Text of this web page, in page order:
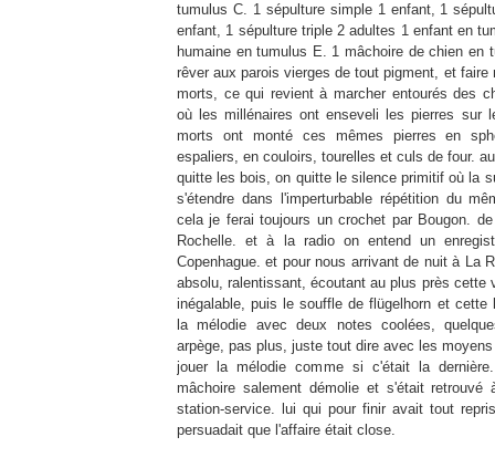
tumulus C. 1 sépulture simple 1 enfant, 1
enfant, 1 sépulture triple 2 adultes 1 enfant en
humaine en tumulus E. 1 mâchoire de chien en
rêver aux parois vierges de tout pigment, et faire
morts, ce qui revient à marcher entourés des
où les millénaires ont enseveli les pierres sur
morts ont monté ces mêmes pierres en
espaliers, en couloirs, tourelles et culs de four.
quitte les bois, on quitte le silence primitif où la
s'étendre dans l'imperturbable répétition du
cela je ferai toujours un crochet par Bougon.
Rochelle . et à la radio on entend un
Copenhague . et pour nous arrivant de nuit à La
absolu, ralentissant, écoutant au plus près cette
inégalable, puis le souffle de flügelhorn et cette
la mélodie avec deux notes coolées ,
arpège, pas plus, juste tout dire avec les
jouer la mélodie comme si c'était la
mâchoire salement démolie et s'était retrouvé
station-service. lui qui pour finir avait tout
persuadait que l'affaire était close.